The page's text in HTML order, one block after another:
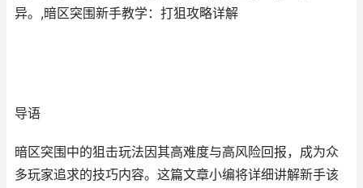
异。,暗区突围新手教学：打狙攻略详解
导语
暗区突围中的狙击玩法因其高难度与高风险回报，成为众
多玩家追求的技巧内容。这篇文章小编将详细讲解新手该